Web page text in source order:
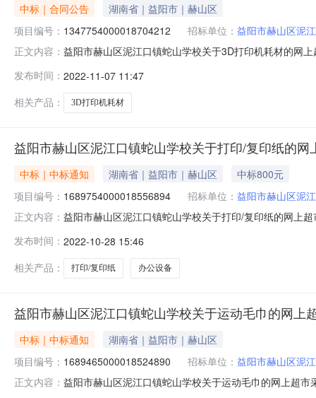
中标｜合同公告
湖南省｜益阳市｜赫山区
项目编号： 1347754000018704212 招标单位： 益阳市赫山区泥
正文内容： 益阳市赫山区泥江口镇蛇山学校关于3D打印机耗材的网
序号服务内容验收数量验收金额(元)验收标准\规格型号\
发布时间： 2022-11-07 11:47
相关产品：
3D打印机耗材
益阳市赫山区泥江口镇蛇山学校关于打印/复印纸的
中标｜中标通知 湖南省｜益阳市｜赫山区
中标800元
项目编号： 1689754000018556894 招标单位： 益阳市赫山区泥
正文内容： 益阳市赫山区泥江口镇蛇山学校关于打印/复印纸的网上
号:1689754000018556894项目联系人:郭奇兵项目联系
位信息采购单位名称:
发布时间： 2022-10-28 15:46
相关产品：
打印/复印纸 办公设备
益阳市赫山区泥江口镇蛇山学校关于运动毛巾的网上
中标｜中标通知
湖南省｜益阳市｜赫山区
项目编号： 1689465000018524890 招标单位： 益阳市赫山区泥
正文内容： 益阳市赫山区泥江口镇蛇山学校关于运动毛巾的网上超